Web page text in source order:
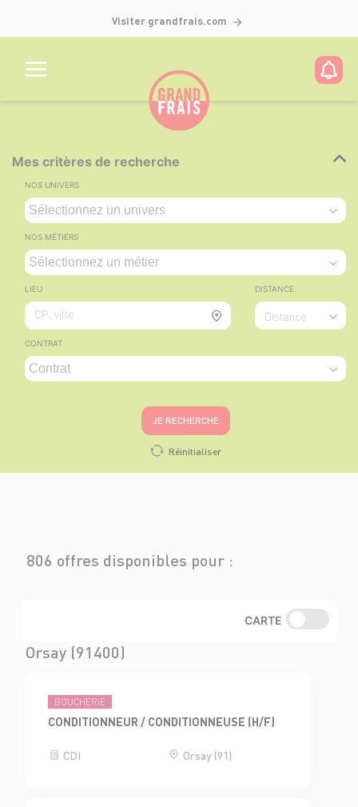
Visiter grandfrais.com
Mes critères de recherche
NOS UNIVERS
NOS MÉTIERS
LIEU
CP, ville...
DISTANCE
Distance
CONTRAT
JE RECHERCHE
Réinitialiser
806 offres disponibles pour :
CARTE
Orsay (91400)
BOUCHERIE
CONDITIONNEUR / CONDITIONNEUSE (H/F)
CDI Orsay (91)